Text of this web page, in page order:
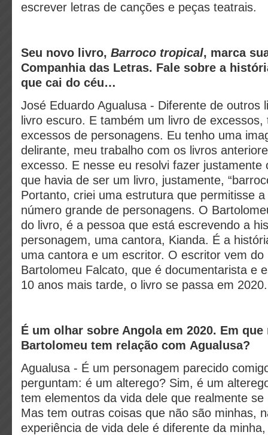
escrever letras de canções e peças teatrais.
Seu novo livro, Barroco tropical, marca
Companhia das Letras. Fale sobre a
que cai do céu…
José Eduardo Agualusa - Diferente de outros
livro escuro. E também um livro de
excessos de personagens. Eu tenho uma
delirante, meu trabalho com os livros
excesso. E nesse eu resolvi fazer justamente
que havia de ser um livro, justamente,
Portanto, criei uma estrutura que permitisse
número grande de personagens. O
do livro, é a pessoa que está escrevendo a
personagem, uma cantora, Kianda. É a
uma cantora e um escritor. O escritor vem
Bartolomeu Falcato, que é documentarista e
10 anos mais tarde, o livro se passa em 2020.
É um olhar sobre Angola em 2020. Em que
Bartolomeu tem relação com Agualusa?
Agualusa - É um personagem parecido
perguntam: é um alterego? Sim, é um
tem elementos da vida dele que realmente
Mas tem outras coisas que não são minhas,
experiência de vida dele é diferente da